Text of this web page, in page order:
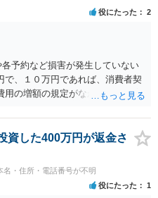
役にたった 2
予約など損害が発生していない
で、１０万円であれば、消費者契
の増額の規定がなかったのに増
がないことになります。
資した400万円が返金さ
名・住所・電話番号が不明
役にたった 1